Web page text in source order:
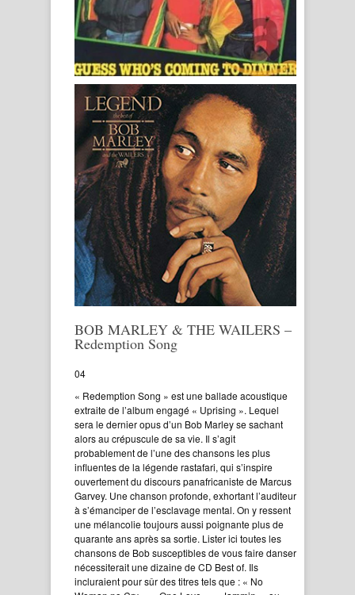
BOB MARLEY & THE WAILERS –
Redemption Song
04
« Redemption Song » est une ballade acoustique
extraite de l’album engagé « Uprising ». Lequel
sera le dernier opus d’un Bob Marley se sachant
alors au crépuscule de sa vie. Il s’agit
probablement de l’une des chansons les plus
influentes de la légende rastafari, qui s’inspire
ouvertement du discours panafricaniste de Marcus
Garvey. Une chanson profonde, exhortant l’auditeur
à s’émanciper de l’esclavage mental. On y ressent
une mélancolie toujours aussi poignante plus de
quarante ans après sa sortie. Lister ici toutes les
chansons de Bob susceptibles de vous faire danser
nécessiterait une dizaine de CD Best of. Ils
incluraient pour sûr des titres tels que : « No